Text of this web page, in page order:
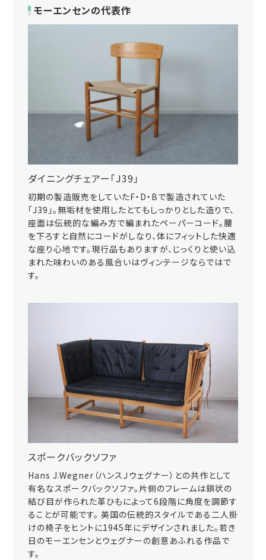
モーエンセンの代表作
ダイニングチェアー「J39」
初期の製造販売をしていたF・D・Bで製造されていた
「J39」。無垢材を使用したとてもしっかりとした造りで、
座面は伝統的な編み方で編まれたペーパーコード。腰
を下ろすと自然にコードがしなり、体にフィットした快適
な座り心地です。現行品もありますが、じっくりと使い込
まれた味わいのある風合いはヴィンテージならではで
す。
スポークバックソファ
Hans J.Wegner（ハンスＪウェグナー）との共作として
有名なスポークバックソファ。片側のフレームは鎖状の
結び目が作られた革ひもによって6段階に角度を調節す
ることが可能です。 英国の伝統的スタイルである二人掛
けの椅子をヒントに1945年にデザインされました。若き
日のモーエンセンとウェグナーの創意あふれる作品で
す。